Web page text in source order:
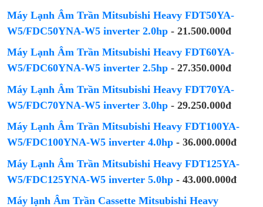
Máy Lạnh Âm Trần Mitsubishi Heavy FDT50YA-
W5/FDC50YNA-W5 inverter 2.0hp - 21.500.000đ
Máy Lạnh Âm Trần Mitsubishi Heavy FDT60YA-
W5/FDC60YNA-W5 inverter 2.5hp - 27.350.000đ
Máy Lạnh Âm Trần Mitsubishi Heavy FDT70YA-
W5/FDC70YNA-W5 inverter 3.0hp - 29.250.000đ
Máy Lạnh Âm Trần Mitsubishi Heavy FDT100YA-
W5/FDC100YNA-W5 inverter 4.0hp - 36.000.000đ
Máy Lạnh Âm Trần Mitsubishi Heavy FDT125YA-
W5/FDC125YNA-W5 inverter 5.0hp - 43.000.000đ
Máy lạnh Âm Trần Cassette Mitsubishi Heavy